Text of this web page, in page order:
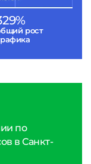
рост
по
в Санкт-